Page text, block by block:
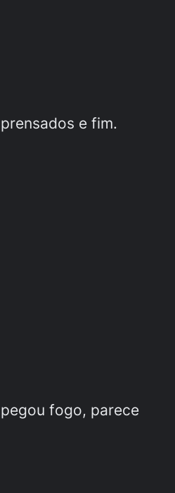
e fim.
fogo, parece